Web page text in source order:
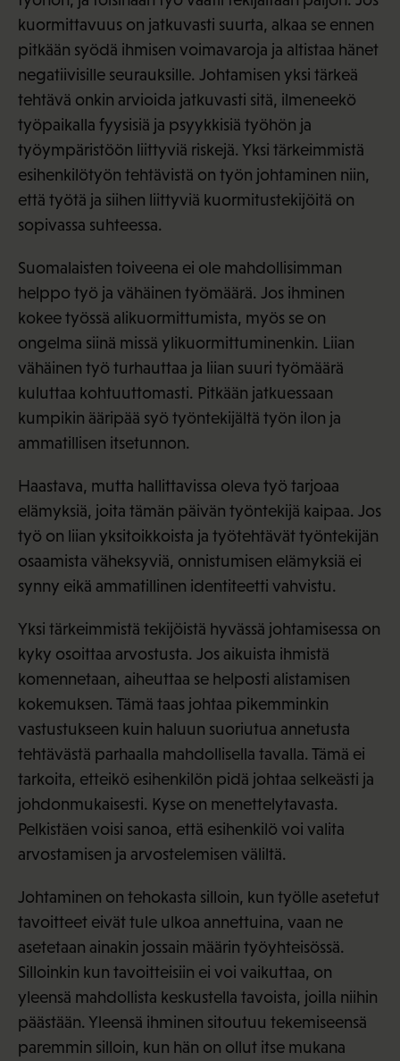
kuormittavuus on jatkuvasti suurta, alkaa se ennen
pitkään syödä ihmisen voimavaroja ja altistaa hänet
negatiivisille seurauksille. Johtamisen yksi tärkeä
tehtävä onkin arvioida jatkuvasti sitä, ilmeneekö
työpaikalla fyysisiä ja psyykkisiä työhön ja
työympäristöön liittyviä riskejä. Yksi tärkeimmistä
esihenkilötyön tehtävistä on työn johtaminen niin,
että työtä ja siihen liittyviä kuormitustekijöitä on
sopivassa suhteessa.
Suomalaisten toiveena ei ole mahdollisimman
helppo työ ja vähäinen työmäärä. Jos ihminen
kokee työssä alikuormittumista, myös se on
ongelma siinä missä ylikuormittuminenkin. Liian
vähäinen työ turhauttaa ja liian suuri työmäärä
kuluttaa kohtuuttomasti. Pitkään jatkuessaan
kumpikin ääripää syö työntekijältä työn ilon ja
ammatillisen itsetunnon.
Haastava, mutta hallittavissa oleva työ tarjoaa
elämyksiä, joita tämän päivän työntekijä kaipaa. Jos
työ on liian yksitoikkoista ja työtehtävät työntekijän
osaamista väheksyviä, onnistumisen elämyksiä ei
synny eikä ammatillinen identiteetti vahvistu.
Yksi tärkeimmistä tekijöistä hyvässä johtamisessa on
kyky osoittaa arvostusta. Jos aikuista ihmistä
komennetaan, aiheuttaa se helposti alistamisen
kokemuksen. Tämä taas johtaa pikemminkin
vastustukseen kuin haluun suoriutua annetusta
tehtävästä parhaalla mahdollisella tavalla. Tämä ei
tarkoita, etteikö esihenkilön pidä johtaa selkeästi ja
johdonmukaisesti. Kyse on menettelytavasta.
Pelkistäen voisi sanoa, että esihenkilö voi valita
arvostamisen ja arvostelemisen väliltä.
Johtaminen on tehokasta silloin, kun työlle asetetut
tavoitteet eivät tule ulkoa annettuina, vaan ne
asetetaan ainakin jossain määrin työyhteisössä.
Silloinkin kun tavoitteisiin ei voi vaikuttaa, on
yleensä mahdollista keskustella tavoista, joilla niihin
päästään. Yleensä ihminen sitoutuu tekemiseensä
paremmin silloin, kun hän on ollut itse mukana